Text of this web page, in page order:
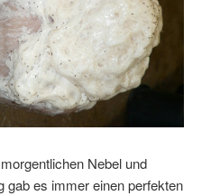
Nebel und
gab es immer einen perfekten